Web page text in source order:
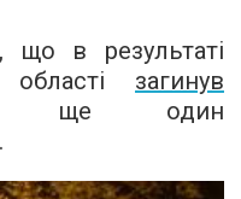
що в результаті
загинув
ще один